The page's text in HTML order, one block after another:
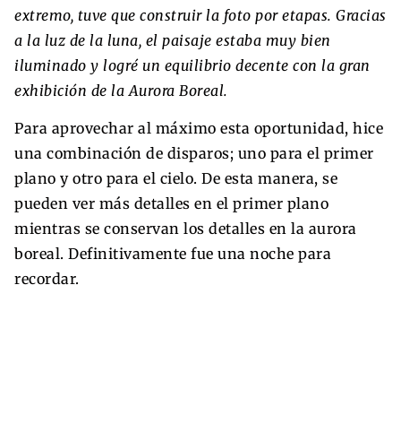
extremo, tuve que construir la foto por etapas. Gracias
a la luz de la luna, el paisaje estaba muy bien
iluminado y logré un equilibrio decente con la gran
exhibición de la Aurora Boreal.
Para aprovechar al máximo esta oportunidad, hice
una combinación de disparos; uno para el primer
plano y otro para el cielo. De esta manera, se
pueden ver más detalles en el primer plano
mientras se conservan los detalles en la aurora
boreal. Definitivamente fue una noche para
recordar.